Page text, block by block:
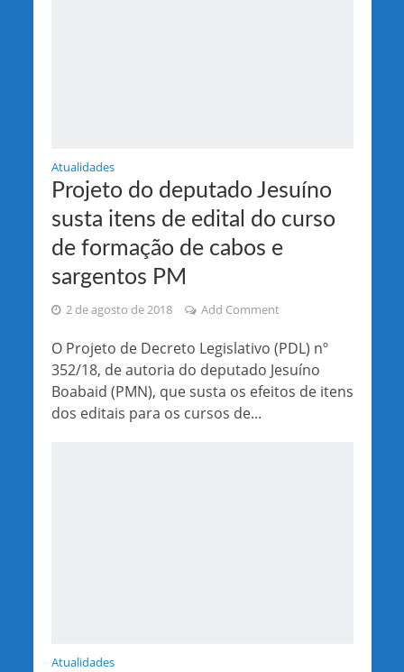
Atualidades
Projeto do deputado Jesuíno
susta itens de edital do curso
de formação de cabos e
sargentos PM
2 de agosto de 2018 Add Comment
O Projeto de Decreto Legislativo (PDL) nº
352/18, de autoria do deputado Jesuíno
Boabaid (PMN), que susta os efeitos de itens
dos editais para os cursos de...
Atualidades